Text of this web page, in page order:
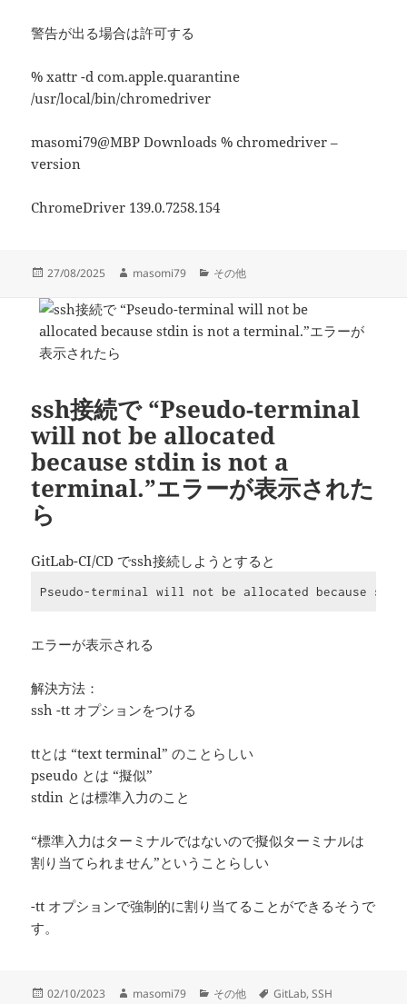
警告が出る場合は許可する
% xattr -d com.apple.quarantine
/usr/local/bin/chromedriver
masomi79@MBP Downloads % chromedriver –
version
ChromeDriver 139.0.7258.154
投
日:
27/08/2025
作
者
masomi79
カ
ゴ
ー
その他
ssh接続で “Pseudo-terminal
will not be allocated
because stdin is not a
terminal.”エラーが表示された
ら
GitLab-CI/CD でssh接続しようとすると
Pseudo-terminal will not be allocated because
エラーが表示される
解決方法：
ssh -tt オプションをつける
ttとは “text terminal” のことらしい
pseudo とは “擬似”
stdin とは標準入力のこと
“標準入力はターミナルではないので擬似ターミナルは
割り当てられません”ということらしい
-tt オプションで強制的に割り当てることができるそうで
す。
投
02/10/2023
作
masomi79
カ
その他
タ
GitLab,SSH